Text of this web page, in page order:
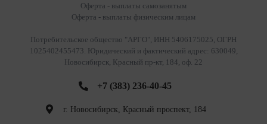
Оферта - выплаты самозанятым
Оферта - выплаты физическим лицам
Потребительское общество "АРГО", ИНН 5406175025, ОГРН
1025402455473. Юридический и фактический адрес: 630049,
Новосибирск, Красный пр-кт, 184, оф. 22
+7 (383) 236-40-45
г. Новосибирск, Красный проспект, 184